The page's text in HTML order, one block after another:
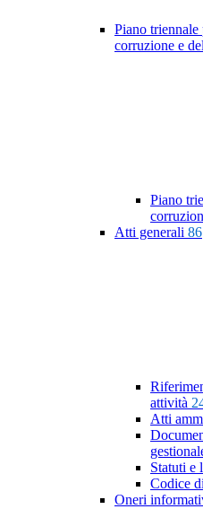
Piano triennale
corruzione e
Piano
Atti generali 86
attività
Atti
Statuti e
Codice
Oneri